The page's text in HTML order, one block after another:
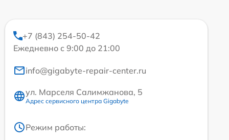
+7 (843) 254-50-42
Ежедневно с 9:00 до 21:00
info@gigabyte-repair-center.ru
ул. Марселя Салимжанова, 5
Адрес сервисного центра Gigabyte
Режим работы: